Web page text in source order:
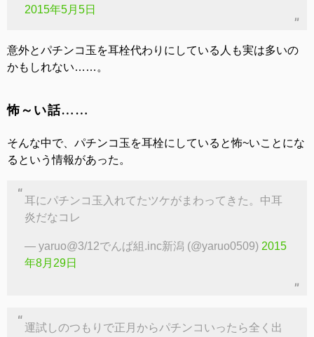
2015年5月5日
意外とパチンコ玉を耳栓代わりにしている人も実は多いの
かもしれない……。
怖～い話……
そんな中で、パチンコ玉を耳栓にしていると怖~いことにな
るという情報があった。
耳にパチンコ玉入れてたツケがまわってきた。中耳
炎だなコレ
— yaruo@3/12でんぱ組.inc新潟 (@yaruo0509) 2015
年8月29日
運試しのつもりで正月からパチンコいったら全く出